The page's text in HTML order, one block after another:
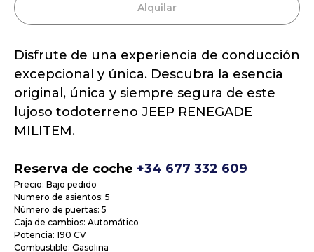
Alquilar
Disfrute de una experiencia de conducción
excepcional y única. Descubra la esencia
original, única y siempre segura de este
lujoso todoterreno JEEP RENEGADE
MILITEM.
Reserva de coche +34 677 332 609
Precio: Bajo pedido
Numero de asientos: 5
Número de puertas: 5
Caja de cambios: Automático
Potencia: 190 CV
Combustible: Gasolina